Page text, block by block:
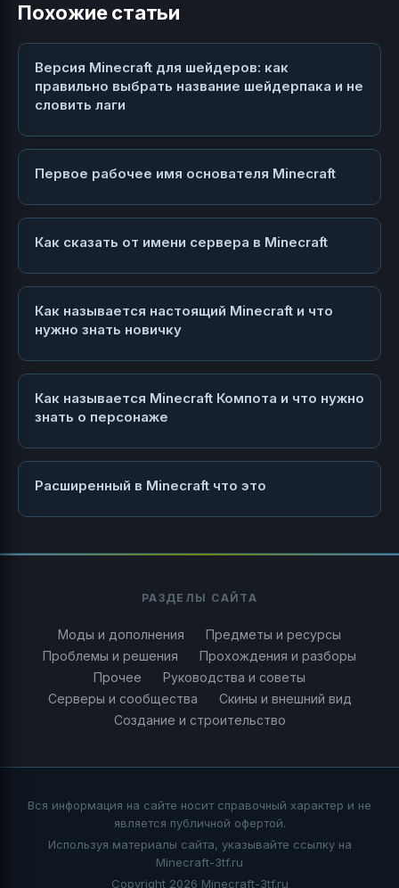
Похожие статьи
Версия Minecraft для шейдеров: как
правильно выбрать название шейдерпака и не
словить лаги
Первое рабочее имя основателя Minecraft
Как сказать от имени сервера в Minecraft
Как называется настоящий Minecraft и что
нужно знать новичку
Как называется Minecraft Компота и что нужно
знать о персонаже
Расширенный в Minecraft что это
РАЗДЕЛЫ САЙТА
Моды и дополнения
Предметы и ресурсы
Проблемы и решения
Прохождения и разборы
Прочее
Руководства и советы
Серверы и сообщества
Скины и внешний вид
Создание и строительство
Вся информация на сайте носит справочный характер и не
является публичной офертой.
Используя материалы сайта, указывайте ссылку на
Minecraft-3tf.ru
Copyright 2026 Minecraft-3tf.ru